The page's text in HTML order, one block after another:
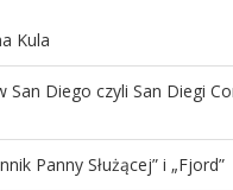
Kula
San Diego czyli San Diegi
Panny Służącej” i „Fjord”